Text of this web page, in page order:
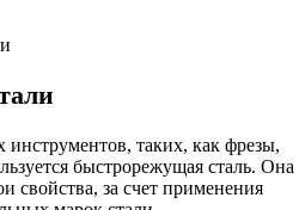
таких, как фрезы,
быстрорежущая сталь. Она
свойства, за счет применения